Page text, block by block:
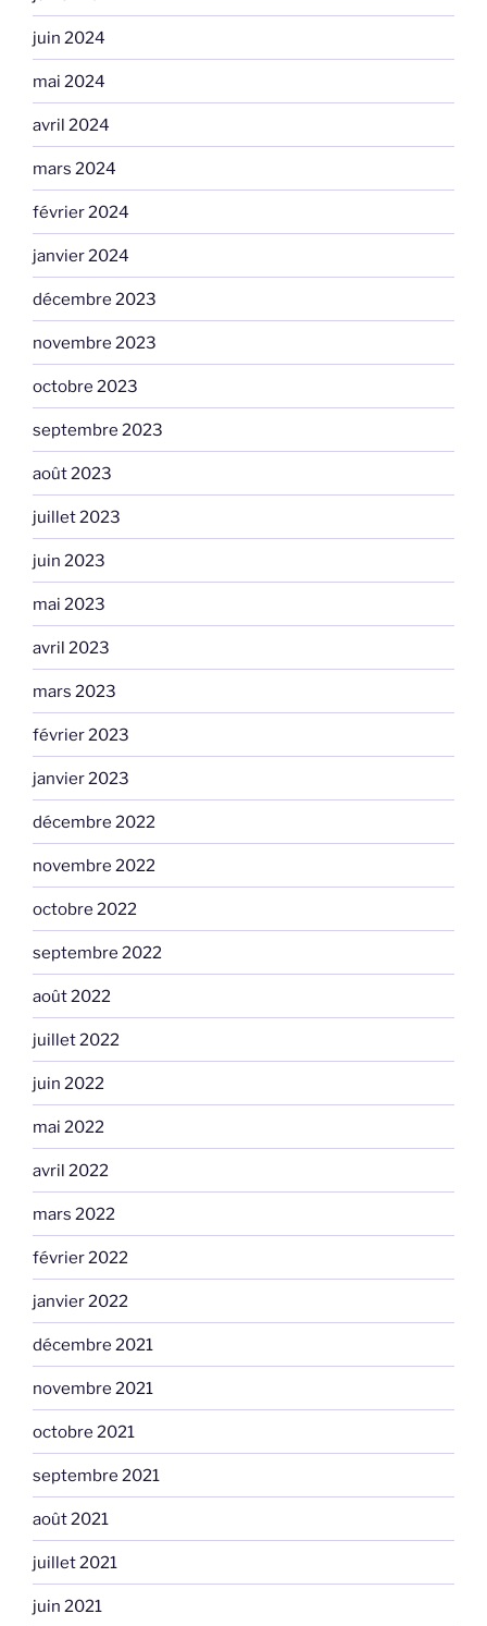
juin 2024
mai 2024
avril 2024
mars 2024
février 2024
janvier 2024
décembre 2023
novembre 2023
octobre 2023
septembre 2023
août 2023
juillet 2023
juin 2023
mai 2023
avril 2023
mars 2023
février 2023
janvier 2023
décembre 2022
novembre 2022
octobre 2022
septembre 2022
août 2022
juillet 2022
juin 2022
mai 2022
avril 2022
mars 2022
février 2022
janvier 2022
décembre 2021
novembre 2021
octobre 2021
septembre 2021
août 2021
juillet 2021
juin 2021